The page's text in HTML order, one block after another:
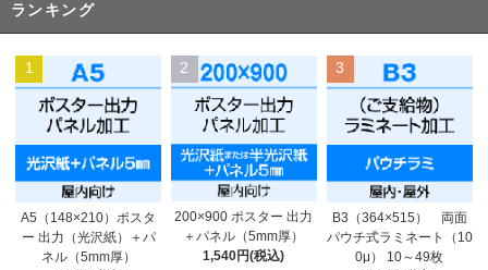
ランキング
1
A5（148×210）ポスタ
ー 出力（光沢紙）＋パ
ネル（5mm厚）
2
200×900 ポスター 出力
＋パネル（5mm厚）
1,540円(税込)
3
B3（364×515） 両面
パウチ式ラミネート（10
0μ） 10～49枚